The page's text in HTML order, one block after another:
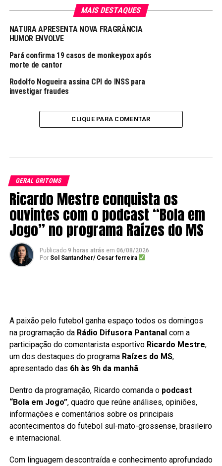
MAIS DESTAQUES
NATURA APRESENTA NOVA FRAGRÂNCIA
HUMOR ENVOLVE
Pará confirma 19 casos de monkeypox após
morte de cantor
Rodolfo Nogueira assina CPI do INSS para
investigar fraudes
CLIQUE PARA COMENTAR
GERAL GRITOMS
Ricardo Mestre conquista os
ouvintes com o podcast “Bola em
Jogo” no programa Raízes do MS
Publicado 9 horas atrás em 06/08/2026
Por Sol Santandher/ Cesar ferreira
A paixão pelo futebol ganha espaço todos os domingos
na programação da Rádio Difusora Pantanalcom a
participação do comentarista esportivo Ricardo Mestre,
um dos destaques do programa Raízes do MS,
apresentado das 6h às 9h da manhã.
Dentro da programação, Ricardo comanda o podcast
“Bola em Jogo”, quadro que reúne análises, opiniões,
informações e comentários sobre os principais
acontecimentos do futebol sul-mato-grossense, brasileiro
e internacional.
Com linguagem descontraída e conhecimento aprofundado